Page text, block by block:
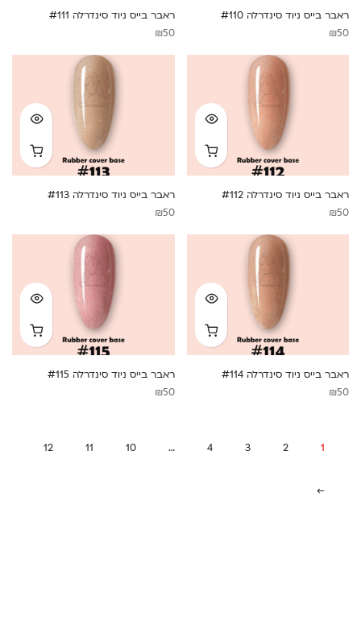
ראבר בייס ניוד סינדרלה #110
₪50
ראבר בייס ניוד סינדרלה #111
₪50
ראבר בייס ניוד סינדרלה #112
₪50
ראבר בייס ניוד סינדרלה #113
₪50
ראבר בייס ניוד סינדרלה #114
₪50
ראבר בייס ניוד סינדרלה #115
₪50
1
2
3
4
…
10
11
12
→